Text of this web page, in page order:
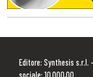
Editore: Synthesis s.r.l.
sociale: 10.000,00